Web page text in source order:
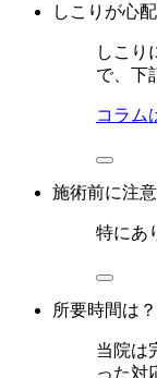
しこりが心配
しこり
で、下
コラム
施術前に注
特にあ
所要時間は？
当院は
った対